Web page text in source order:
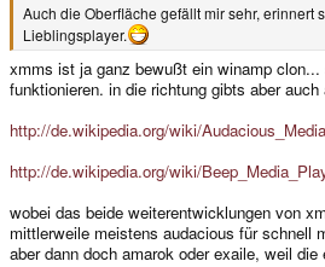
Auch die Oberfläche gefällt mir sehr, erinnert
Lieblingsplayer.
xmms ist ja ganz bewußt ein winamp
funktionieren. in die richtung gibts aber
http://de.wikipedia.org/wiki/
http://de.wikipedia.org/wiki/
wobei das beide weiterentwicklungen von
mittlerweile meistens audacious für schnell
aber dann doch amarok oder exaile, weil